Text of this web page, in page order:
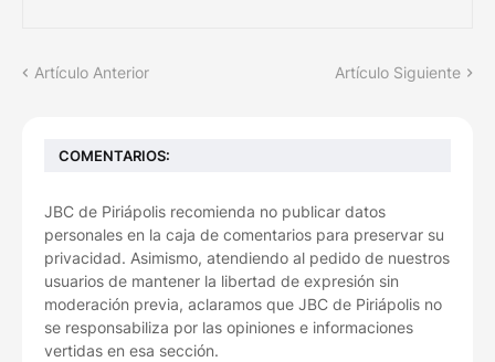
Artículo Anterior Artículo Siguiente
COMENTARIOS:
JBC de Piriápolis recomienda no publicar datos
personales en la caja de comentarios para preservar su
privacidad. Asimismo, atendiendo al pedido de nuestros
usuarios de mantener la libertad de expresión sin
moderación previa, aclaramos que JBC de Piriápolis no
se responsabiliza por las opiniones e informaciones
vertidas en esa sección.